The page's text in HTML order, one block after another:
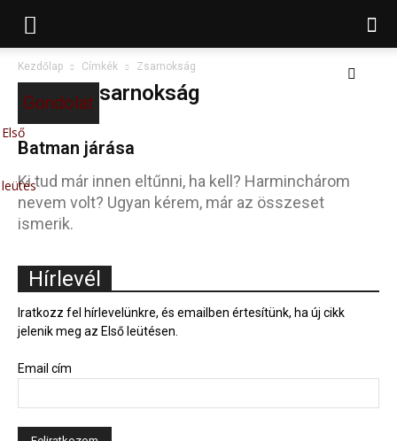
Első
leütés
Kezdőlap Címkék Zsarnokság
Címke: zsarnokság
Gondolat
Batman járása
Ki tud már innen eltűnni, ha kell? Harminchárom
nevem volt? Ugyan kérem, már az összeset
ismerik.
Hírlevél
Iratkozz fel hírlevelünkre, és emailben értesítünk, ha új cikk
jelenik meg az Első leütésen.
Email cím